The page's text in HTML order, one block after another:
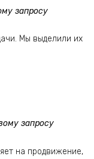
запросу
Мы выделили их
запросу
на продвижение,